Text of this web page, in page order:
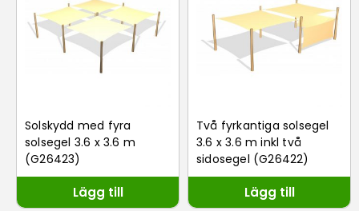
Solskydd med fyra
solsegel 3.6 x 3.6 m
(G26423)
Lägg till
Två fyrkantiga solsegel
3.6 x 3.6 m inkl två
sidosegel (G26422)
Lägg till